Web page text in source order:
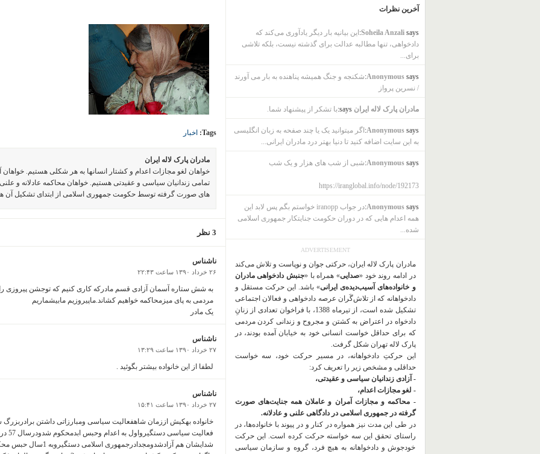
Tags: اخبار
مادران پارک لاله ایران
خواهان لغو مجازات اعدام و کشتار انسانها به هر شکلی هستیم.
تمامی زندانیان سیاسی و عقیدتی هستیم. خواهان محاکمه عادلانه و
های صورت گرفته توسط حکومت جمهوری اسلامی از ابتدای تشکیل آن
3 نظر
ناشناس
۲۶ خرداد ۱۳۹۰ ساعت ۲۲:۴۳
به شش ستاره آسمان آزادی قسم مادرکه کاری کنیم که توجشن پیروزی
مردمی به پای میزمحاکمه خواهیم کشاند.ماپیروزیم مابیشماریم
یک مادر
ناشناس
۲۷ خرداد ۱۳۹۰ ساعت ۱۳:۲۹
لطفا از این خانواده بیشتر بگوئید .
ناشناس
۲۷ خرداد ۱۳۹۰ ساعت ۱۵:۴۱
خانواده بهکیش اززمان شاهفعالیت سیاسی ومبارزاتی داشتن
آخرین نظرات
Soheila Anzalisays:
این بیانیه بار دیگر یادآوری می‌کند که
دادخواهی، تنها مطالبه عدالت برای گذشته نیست، بلکه تلاشی
برای...
Anonymoussays:
شکنجه و جنگ همیشه پناهنده به بار می آورند
/ نسرین پرواز
مادران پارک لاله ایران says: با تشکر از پیشنهاد شما.
Anonymoussays:
اگر میتوانید یک یا چند صفحه به زبان انگلیسی
به این سایت اضافه کنید تا دنیا بهتر درد مادران ایرانی...
Anonymoussays: شبی از شب های هزار و یک شب
https://iranglobal.info/node/192173
Anonymoussays:
در جواب iranopp خواستم بگم پس لابد این
همه اعدام هایی که در دوران حکومت جنایتکار جمهوری اسلامی
شده...
ADVERTISEMENT
مادران پارک لاله ایران، حرکتی جوان و نوپاست و تلاش می‌کند
در ادامه روند خود «صدایی» همراه با «جنبش دادخواهی مادران
و خانواده‌های آسیب‌دیده‌ی ایرانی» باشد. این حرکت مستقل و
دادخواهانه که از تلاش‌گَران عرصه دادخواهی و فعالان اجتماعی
تشکیل شده است، از تیرماه 1388، با فراخوان تعدادی از زنانِ
دادخواه در اعتراض به کشتن و مجروح و زندانی کردن مردمی
که برای حداقل خواست انسانی خود به خیابان آمده بودند، در
پارک لاله تهران شکل گرفت.
این حرکتِ دادخواهانه، در مسیر حرکت خود، سه خواست
حداقلی و مشخص زیر را تعریف کرد:
- آزادی زندانیان سیاسی و عقیدتی،
- لغو مجازات اعدام،
- محاکمه و مجازات آمران و عاملان همه جنایت‌های صورت
گرفته در جمهوری اسلامی در دادگاهی علنی و عادلانه.
در طی این مدت نیز همواره در کنار و در پیوند با خانواده‌ها، در
راستای تحقق این سه خواسته حرکت کرده است. این حرکت
خودجوش و دادخواهانه به هیچ فرد، گروه و سازمان سیاسی